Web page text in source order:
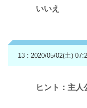
いいえ
13 : 2020/05/02(土)
ヒント：主人